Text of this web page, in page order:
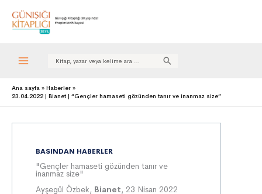
Search
Ana sayfa
Haberler
23.04.2022 | Bianet | “Gençler hamaseti gözünden tanır ve inanmaz size”
BASINDAN HABERLER
"Gençler hamaseti gözünden tanır ve
inanmaz size"
Ayşegül Özbek, Bianet, 23 Nisan 2022